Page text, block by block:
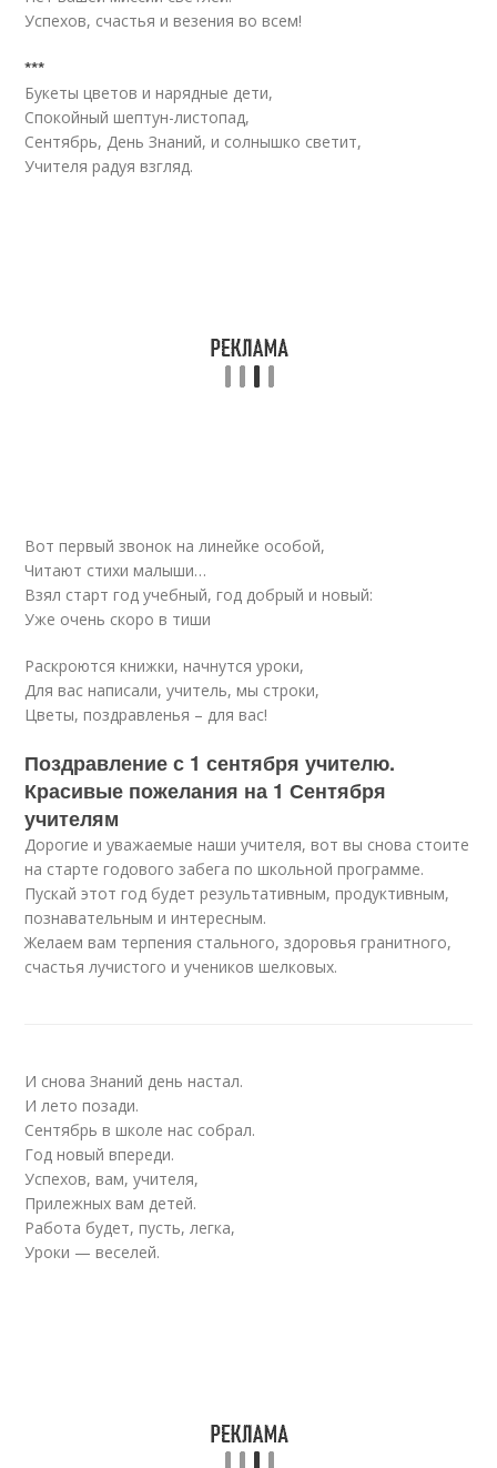
Успехов, счастья и везения во всем!
***
Букеты цветов и нарядные дети,
Спокойный шептун-листопад,
Сентябрь, День Знаний, и солнышко светит,
Учителя радуя взгляд.
Вот первый звонок на линейке особой,
Читают стихи малыши…
Взял старт год учебный, год добрый и новый:
Уже очень скоро в тиши
Раскроются книжки, начнутся уроки,
Для вас написали, учитель, мы строки,
Цветы, поздравленья – для вас!
Поздравление с 1 сентября учителю.
Красивые пожелания на 1 Сентября
учителям
Дорогие и уважаемые наши учителя, вот вы снова стоите
на старте годового забега по школьной программе.
Пускай этот год будет результативным, продуктивным,
познавательным и интересным.
Желаем вам терпения стального, здоровья гранитного,
счастья лучистого и учеников шелковых.
И снова Знаний день настал.
И лето позади.
Сентябрь в школе нас собрал.
Год новый впереди.
Успехов, вам, учителя,
Прилежных вам детей.
Работа будет, пусть, легка,
Уроки — веселей.